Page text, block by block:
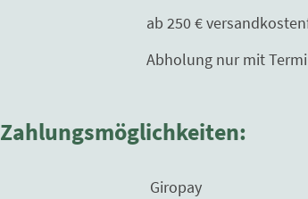
ab 250 €
Abholung nur mit
Zahlungsmöglichkeiten:
Giropay